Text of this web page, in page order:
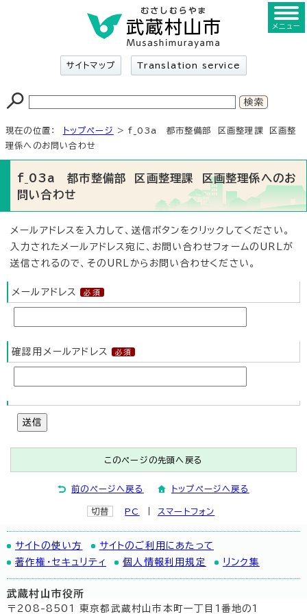
サイトマップ Translation service
メニュー
現在の位置： トップページ
> f_03a 都市整備部 区画整理課 区画整
理係へのお問い合わせ
f_03a 都市整備部 区画整理課 区画整理係へのお
問い合わせ
メールアドレスを入力して、送信ボタンをクリックしてください。
入力されたメールアドレス宛に、お問い合わせフォームのURLが
送信されるので、そのURLからお問い合わせください。
メールアドレス
確認用メールアドレス
送信
このページの先頭へ戻る
前のページへ戻る トップページへ戻る
切替 PC スマートフォン
サイトの使い方
サイトのご利用にあたって
著作権・セキュリティ
個人情報利用規定 リンク集
武蔵村山市役所
〒208-8501 東京都武蔵村山市本町一丁目1番地の1